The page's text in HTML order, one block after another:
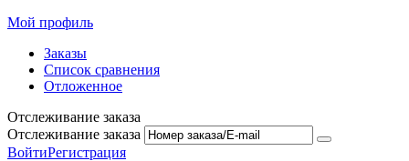
Мой профиль
Заказы
Список сравнения
Отложенное
Отслеживание заказа
Отслеживание заказа
ВойтиРегистрация